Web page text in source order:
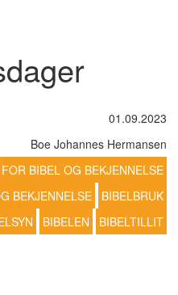
01.09.2023
Boe Johannes Hermansen
FOR BIBEL OG BEKJENNELSE
BEKJENNELSE
BIBELBRUK
BIBELEN BIBELTILLIT